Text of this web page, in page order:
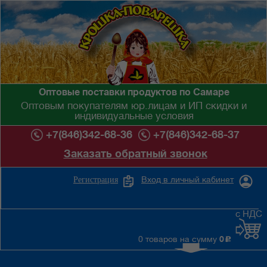
Оптовые поставки продуктов по Самаре
Оптовым покупателям юр.лицам и ИП скидки и
индивидуальные условия
+7(846)342-68-36
+7(846)342-68-37
Заказать обратный звонок
Вход в личный кабинет
Регистрация
0 товаров на сумму 0 c
с НДС